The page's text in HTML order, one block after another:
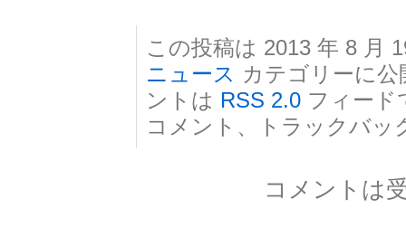
この投稿は 2013 年 8 月
ニュース カテゴリーに
ントは RSS 2.0 フィード
コメント、トラックバッ
コメントは